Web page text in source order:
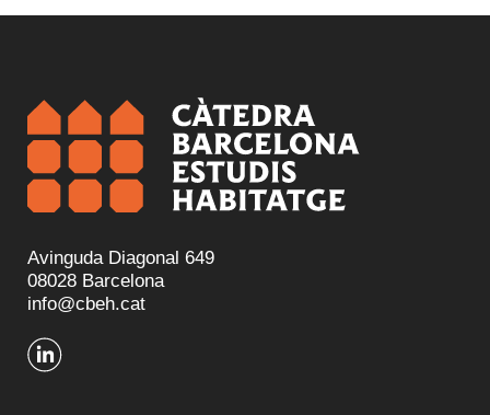
Avinguda Diagonal 649
08028 Barcelona
info@cbeh.cat